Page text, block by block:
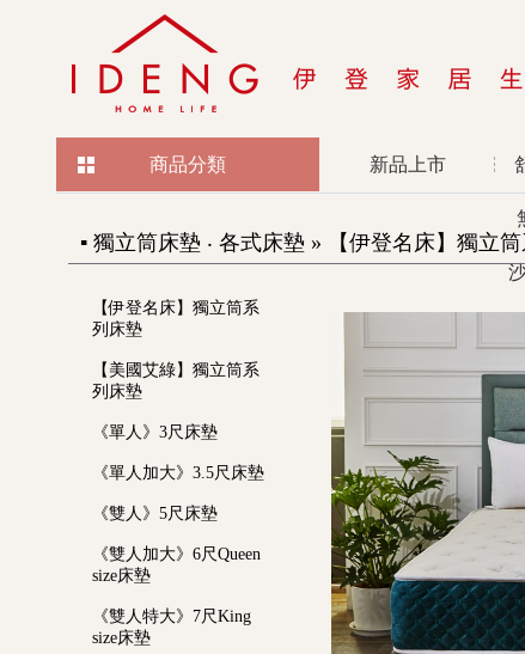
商品分類 新品上市
▪ 獨立筒床墊 ‧ 各式床墊 » 【伊登名床】獨立
【伊登名床】獨立筒系
列床墊
【美國艾綠】獨立筒系
列床墊
《單人》3尺床墊
《單人加大》3.5尺床墊
《雙人》5尺床墊
《雙人加大》6尺Queen
size床墊
《雙人特大》7尺King
size床墊